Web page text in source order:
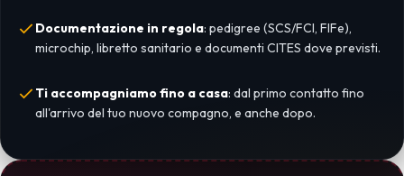
Documentazione in regola: pedigree (SCS/FCI, FIFe),
microchip, libretto sanitario e documenti CITES dove previsti.
Ti accompagniamo fino a casa: dal primo contatto fino
all'arrivo del tuo nuovo compagno, e anche dopo.